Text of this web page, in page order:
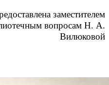
заместителем
вопросам Н. А.
Вилюковой